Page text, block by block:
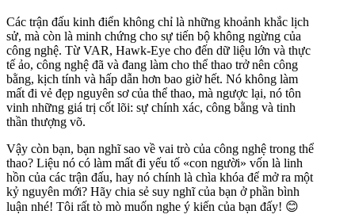
Các trận đấu kinh điển không chỉ là những khoảnh khắc lịch
sử, mà còn là minh chứng cho sự tiến bộ không ngừng của
công nghệ. Từ VAR, Hawk-Eye cho đến dữ liệu lớn và thực
tế ảo, công nghệ đã và đang làm cho thể thao trở nên công
bằng, kịch tính và hấp dẫn hơn bao giờ hết. Nó không làm
mất đi vẻ đẹp nguyên sơ của thể thao, mà ngược lại, nó tôn
vinh những giá trị cốt lõi: sự chính xác, công bằng và tinh
thần thượng võ.
Vậy còn bạn, bạn nghĩ sao về vai trò của công nghệ trong thể
thao? Liệu nó có làm mất đi yếu tố «con người» vốn là linh
hồn của các trận đấu, hay nó chính là chìa khóa để mở ra một
kỷ nguyên mới? Hãy chia sẻ suy nghĩ của bạn ở phần bình
luận nhé! Tôi rất tò mò muốn nghe ý kiến của bạn đấy! 😊